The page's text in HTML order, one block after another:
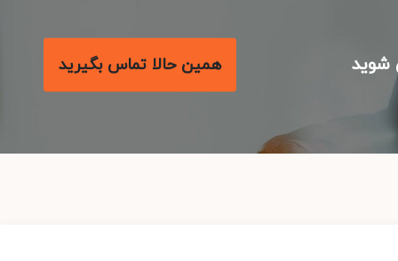
همین حالا تماس بگیرید